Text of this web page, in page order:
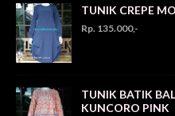
TUNIK CREPE
Rp. 135.000,-
TUNIK BATIK
KUNCORO PINK